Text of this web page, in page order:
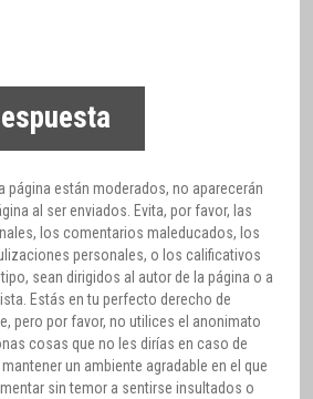
página están moderados, no aparecerán
al ser enviados. Evita, por favor, las
los comentarios maleducados, los
personales, o los calificativos
sean dirigidos al autor de la página o a
Estás en tu perfecto derecho de
pero por favor, no utilices el anonimato
cosas que no les dirías en caso de
un ambiente agradable en el que
sin temor a sentirse insultados o